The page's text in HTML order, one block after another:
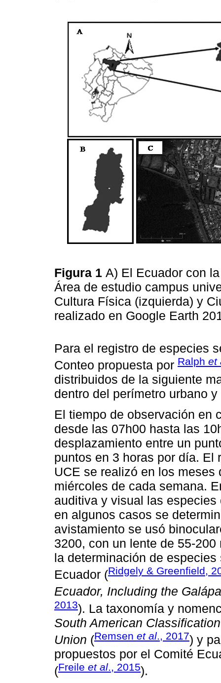
Figura 1 A) El Ecuador con
Área de estudio campus
Cultura Física (izquierda) y
realizado en Google Earth
Para el registro de especies
Conteo propuesta por Ralph et
distribuidos de la siguiente
dentro del perímetro urbano
El tiempo de observación en
desde las 07h00 hasta las
desplazamiento entre un
puntos en 3 horas por día. El
UCE se realizó en los
miércoles de cada semana.
auditiva y visual las
en algunos casos se
avistamiento se usó
3200, con un lente de 55-
la determinación de
Ecuador (Ridgely & Greenfield,
Ecuador, Including the
2013). La taxonomía y
South American
Union (Remsen et al., 2017) y
propuestos por el Comité
(Freile et al., 2015).